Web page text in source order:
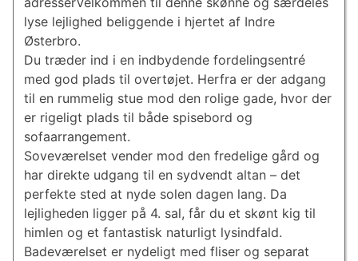
lyse lejlighed beliggende i hjertet af Indre
Østerbro.
Du træder ind i en indbydende fordelingsentré
med god plads til overtøjet. Herfra er der adgang
til en rummelig stue mod den rolige gade, hvor der
er rigeligt plads til både spisebord og
sofaarrangement.
Soveværelset vender mod den fredelige gård og
har direkte udgang til en sydvendt altan – det
perfekte sted at nyde solen dagen lang. Da
lejligheden ligger på 4. sal, får du et skønt kig til
himlen og et fantastisk naturligt lysindfald.
Badeværelset er nydeligt med fliser og separat